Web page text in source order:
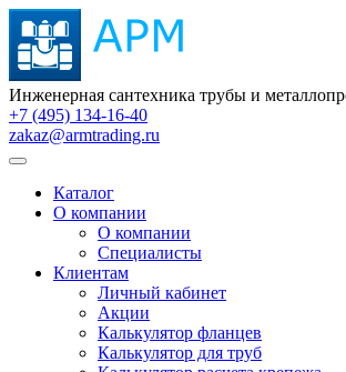
Инженерная сантехника трубы и
+7 (495) 134-16-40
zakaz@armtrading.ru
Каталог
О компании
О компании
Специалисты
Клиентам
Личный кабинет
Акции
Калькулятор фланцев
Калькулятор для труб